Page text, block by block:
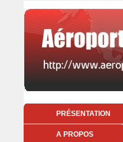
PRÉSENTATION
A PROPOS